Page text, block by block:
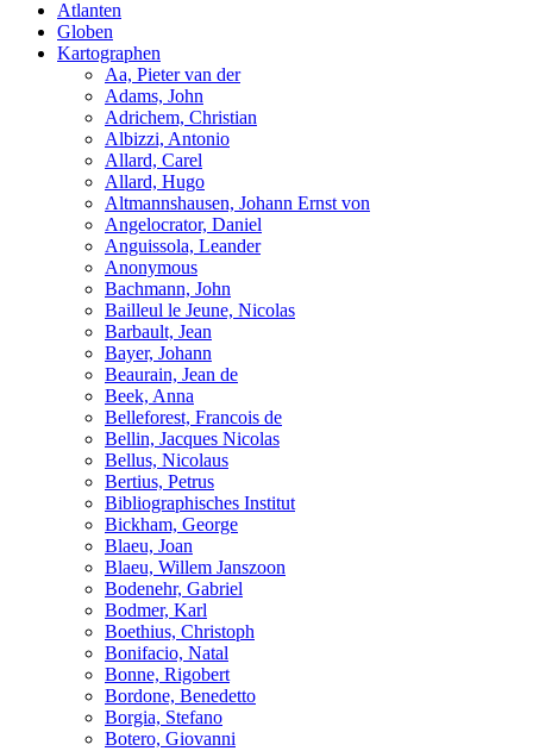
Atlanten
Globen
Kartographen
Aa, Pieter van der
Adams, John
Adrichem, Christian
Albizzi, Antonio
Allard, Carel
Allard, Hugo
Altmannshausen, Johann Ernst von
Angelocrator, Daniel
Anguissola, Leander
Anonymous
Bachmann, John
Bailleul le Jeune, Nicolas
Barbault, Jean
Bayer, Johann
Beaurain, Jean de
Beek, Anna
Belleforest, Francois de
Bellin, Jacques Nicolas
Bellus, Nicolaus
Bertius, Petrus
Bibliographisches Institut
Bickham, George
Blaeu, Joan
Blaeu, Willem Janszoon
Bodenehr, Gabriel
Bodmer, Karl
Boethius, Christoph
Bonifacio, Natal
Bonne, Rigobert
Bordone, Benedetto
Borgia, Stefano
Botero, Giovanni